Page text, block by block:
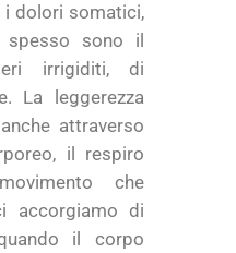
i dolori somatici,
sono il
irrigiditi, di
La leggerezza
attraverso
il respiro
che
accorgiamo di
il corpo